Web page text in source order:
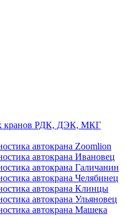
кранов РДК, ДЭК, МКГ
автокрана Zoomlion
автокрана Ивановец
автокрана Галичанин
автокрана Челябинец
автокрана Клинцы
автокрана Ульяновец
автокрана Машека